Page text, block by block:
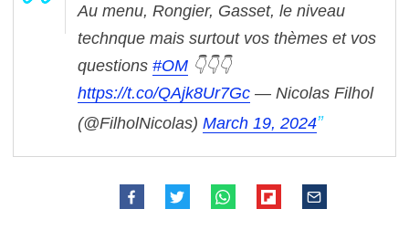
Au menu, Rongier, Gasset, le niveau
technque mais surtout vos thèmes et vos
questions #OM 👇👇👇
https://t.co/QAjk8Ur7Gc — Nicolas Filhol
(@FilholNicolas) March 19, 2024